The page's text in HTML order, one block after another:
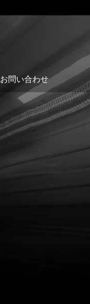
お問い合わせ